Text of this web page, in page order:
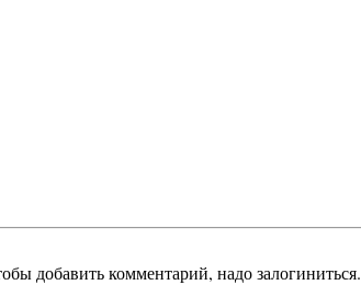
добавить комментарий, надо залогиниться.